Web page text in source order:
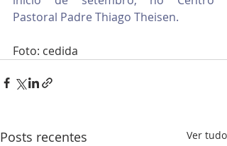
Pastoral Padre Thiago Theisen.
Foto: cedida
Posts recentes Ver tudo